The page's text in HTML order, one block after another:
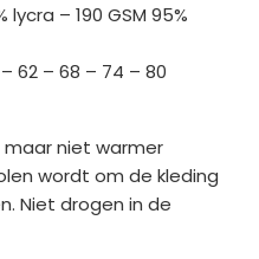
lycra – 190 GSM 95%
62 – 68 – 74 – 80
maar niet warmer
wordt om de kleding
Niet drogen in de